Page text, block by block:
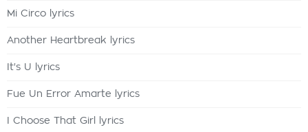
Mi Circo lyrics
Another Heartbreak lyrics
It's U lyrics
Fue Un Error Amarte lyrics
I Choose That Girl lyrics